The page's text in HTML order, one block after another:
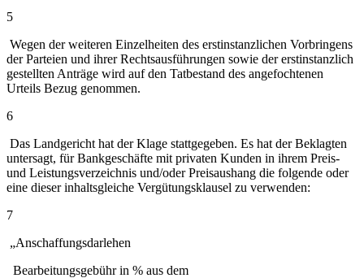
5
Wegen der weiteren Einzelheiten des erstinstanzlichen Vorbringens
der Parteien und ihrer Rechtsausführungen sowie der erstinstanzlich
gestellten Anträge wird auf den Tatbestand des angefochtenen
Urteils Bezug genommen.
6
Das Landgericht hat der Klage stattgegeben. Es hat der Beklagten
untersagt, für Bankgeschäfte mit privaten Kunden in ihrem Preis-
und Leistungsverzeichnis und/oder Preisaushang die folgende oder
eine dieser inhaltsgleiche Vergütungsklausel zu verwenden:
7
„Anschaffungsdarlehen
Bearbeitungsgebühr in % aus dem